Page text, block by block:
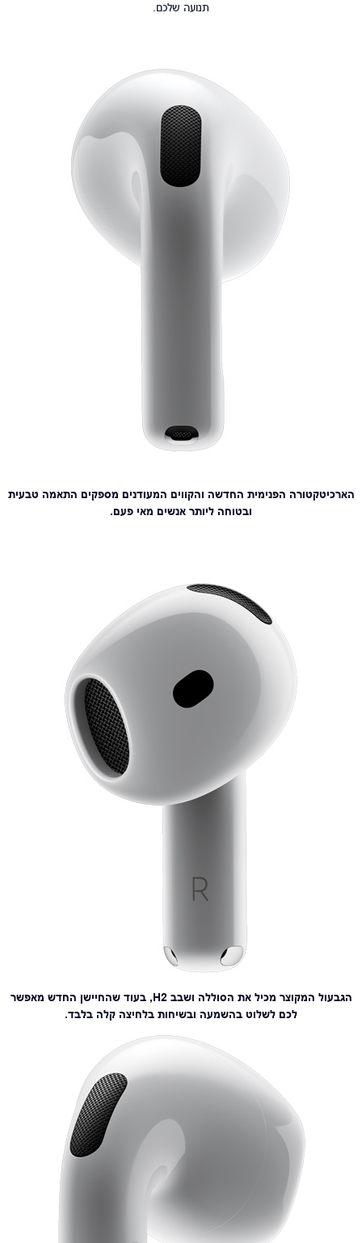
תנועה שלכם.
הארכיטקטורה הפנימית החדשה והקווים המעודנים מספקים התאמה טבעית
ובטוחה ליותר אנשים מאי פעם.
הגבעול המקוצר מכיל את הסוללה ושבב H2, בעוד שהחיישן החדש מאפשר
לכם לשלוט בהשמעה ובשיחות בלחיצה קלה בלבד.